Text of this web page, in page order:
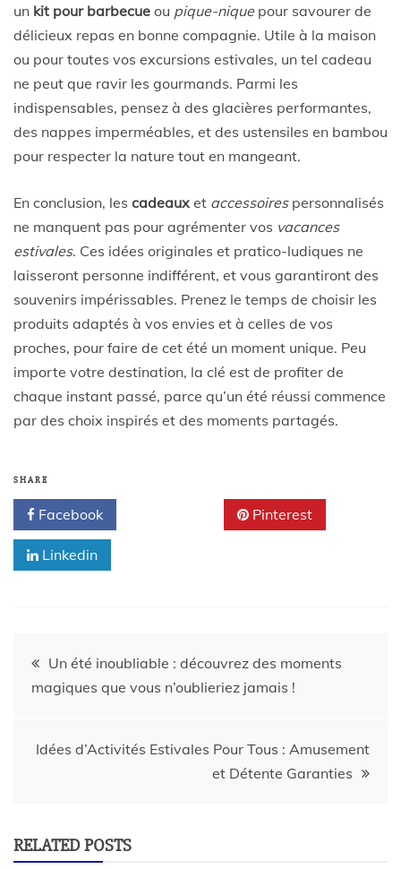
un kit pour barbecue ou pique-niquepour savourer de
délicieux repas en bonne compagnie. Utile à la maison
ou pour toutes vos excursions estivales, un tel cadeau
ne peut que ravir les gourmands. Parmi les
indispensables, pensez à des glacières performantes,
des nappes imperméables, et des ustensiles en bambou
pour respecter la nature tout en mangeant.
En conclusion, les cadeaux et accessoirespersonnalisés
ne manquent pas pour agrémenter vos vacances
estivales. Ces idées originales et pratico-ludiques ne
laisseront personne indifférent, et vous garantiront des
souvenirs impérissables. Prenez le temps de choisir les
produits adaptés à vos envies et à celles de vos
proches, pour faire de cet été un moment unique. Peu
importe votre destination, la clé est de profiter de
chaque instant passé, parce qu’un été réussi commence
par des choix inspirés et des moments partagés.
SHARE
Facebook Pinterest
Linkedin
Un été inoubliable : découvrez des moments
magiques que vous n’oublieriez jamais !
Idées d’Activités Estivales Pour Tous : Amusement
et Détente Garanties
RELATED POSTS